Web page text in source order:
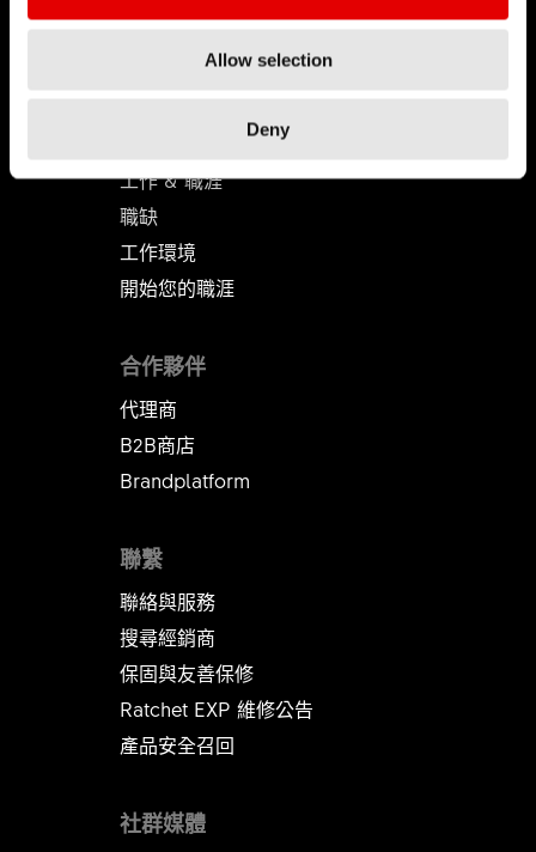
Allow selection
Deny
DT Swiss 全球
反仿冒聲明
工作 & 職涯
職缺
工作環境
開始您的職涯
聯繫
聯絡與服務
搜尋經銷商
保固與友善保修
Ratchet EXP 維修公告​​​​​​​
產品安全召回
合作夥伴
代理商
B2B商店
Brandplatform
社群媒體